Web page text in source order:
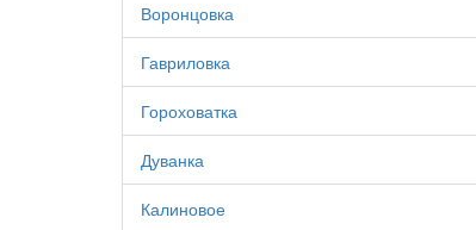
Воронцовка
Гавриловка
Гороховатка
Дуванка
Калиновое